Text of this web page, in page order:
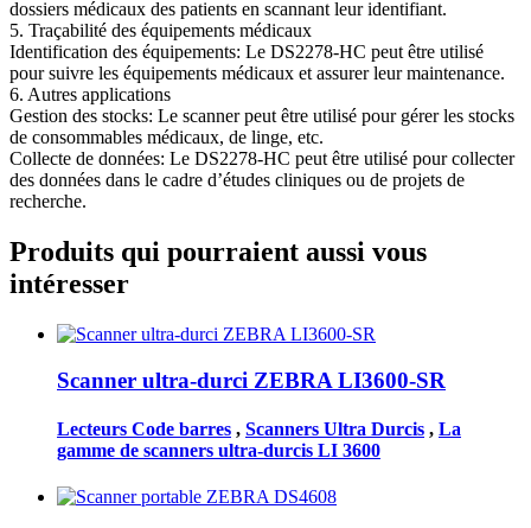
dossiers médicaux des patients en scannant leur identifiant.
5. Traçabilité des équipements médicaux
Identification des équipements: Le DS2278-HC peut être utilisé
pour suivre les équipements médicaux et assurer leur maintenance.
6. Autres applications
Gestion des stocks: Le scanner peut être utilisé pour gérer les stocks
de consommables médicaux, de linge, etc.
Collecte de données: Le DS2278-HC peut être utilisé pour collecter
des données dans le cadre d’études cliniques ou de projets de
recherche.
Produits qui pourraient aussi vous
intéresser
Scanner ultra-durci ZEBRA LI3600-SR
Lecteurs Code barres , Scanners Ultra Durcis , La
gamme de scanners ultra-durcis LI 3600